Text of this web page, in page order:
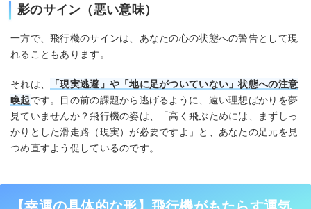
影のサイン（悪い意味）
一方で、飛行機のサインは、あなたの心の状態への警告として現
れることもあります。
それは、
「現実逃避」や「地に足がついていない」状態への注意
喚起です。目の前の課題から逃げるように、遠い理想ばかりを夢
見ていませんか？飛行機の姿は、「高く飛ぶためには、まずしっ
かりとした滑走路（現実）が必要ですよ」と、あなたの足元を見
つめ直すよう促しているのです。